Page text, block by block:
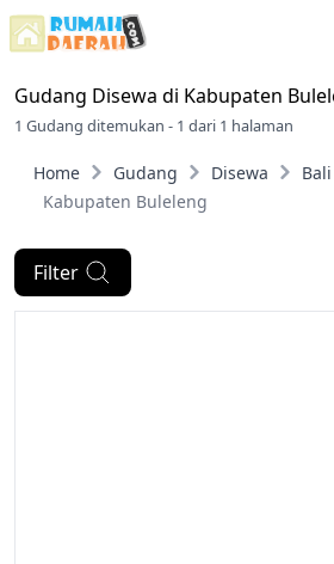
Gudang Disewa di Kabupaten
1 Gudang ditemukan - 1 dari 1 halaman
Home Gudang Disewa
Bali
Kabupaten Buleleng
Filter